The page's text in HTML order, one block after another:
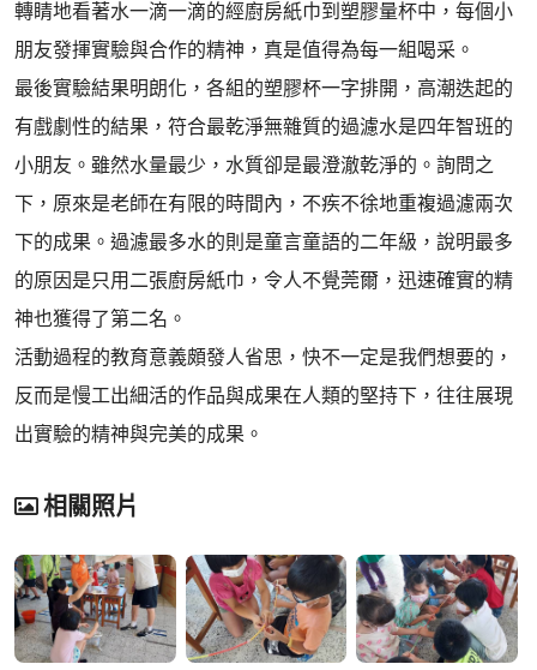
轉睛地看著水一滴一滴的經廚房紙巾到塑膠量杯中，每個小
朋友發揮實驗與合作的精神，真是值得為每一組喝采。
最後實驗結果明朗化，各組的塑膠杯一字排開，高潮迭起的
有戲劇性的結果，符合最乾淨無雜質的過濾水是四年智班的
小朋友。雖然水量最少，水質卻是最澄澈乾淨的。詢問之
下，原來是老師在有限的時間內，不疾不徐地重複過濾兩次
下的成果。過濾最多水的則是童言童語的二年級，說明最多
的原因是只用二張廚房紙巾，令人不覺莞爾，迅速確實的精
神也獲得了第二名。
活動過程的教育意義頗發人省思，快不一定是我們想要的，
反而是慢工出細活的作品與成果在人類的堅持下，往往展現
出實驗的精神與完美的成果。
相關照片